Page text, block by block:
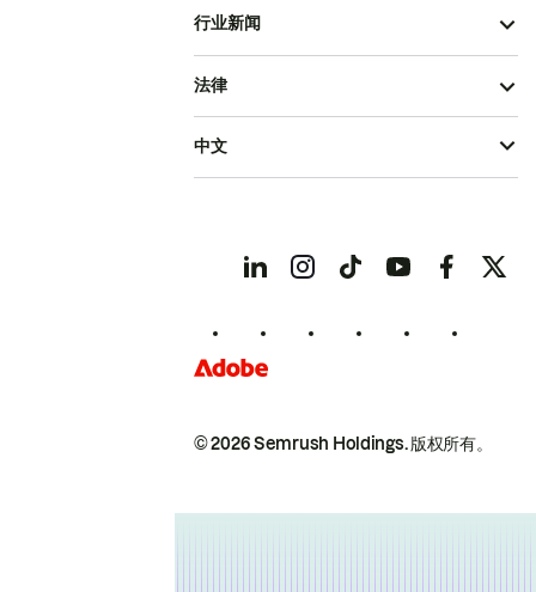
行业新闻
© 2026 Semrush Holdings.版权所有。
法律
中文